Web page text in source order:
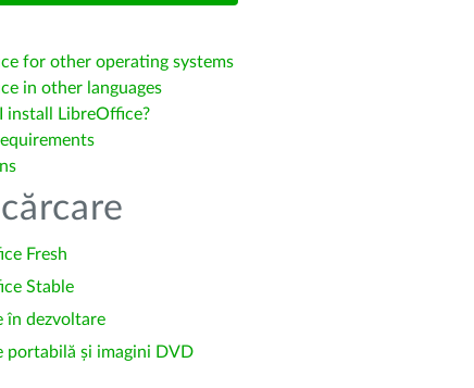
for other operating systems
in other languages
install LibreOffice?
Fresh
Stable
în dezvoltare
portabilă și imagini DVD